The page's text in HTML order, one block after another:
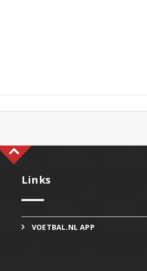
Links
VOETBAL.NL APP